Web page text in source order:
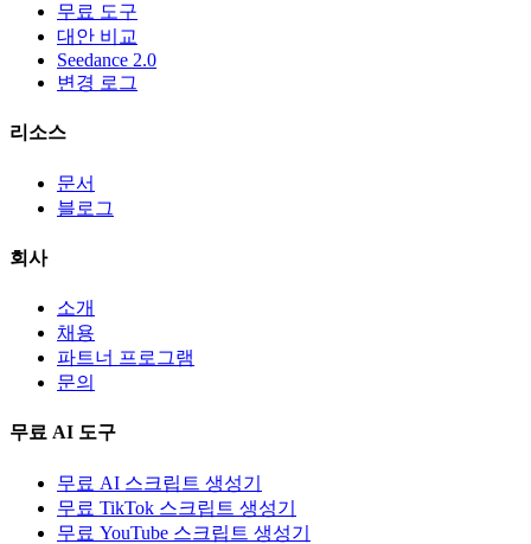
무료 도구
대안 비교
Seedance 2.0
변경 로그
리소스
문서
블로그
회사
소개
채용
파트너 프로그램
문의
무료 AI 도구
무료 AI 스크립트 생성기
무료 TikTok 스크립트 생성기
무료 YouTube 스크립트 생성기